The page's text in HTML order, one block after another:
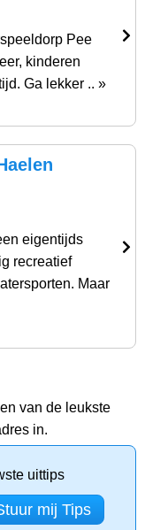
Pee
kinderen
Ga lekker .. »
eigentijds
recreatief
Maar
van de leukste
in.
uittips